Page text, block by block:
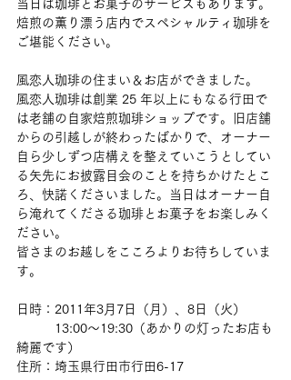
当日は珈琲とお菓子のサービスもあります。
焙煎の薫り漂う店内でスペシャルティ珈琲を
ご堪能ください。
風恋人珈琲の住まい＆お店ができました。
風恋人珈琲は創業 25 年以上にもなる行田で
は老舗の自家焙煎珈琲ショップです。旧店舗
からの引越しが終わったばかりで、オーナー
自ら少しずつ店構えを整えていこうとしてい
る矢先にお披露目会のことを持ちかけたとこ
ろ、快諾くださいました。当日はオーナー自
ら淹れてくださる珈琲とお菓子をお楽しみく
ださい。
皆さまのお越しをこころよりお待ちしていま
す。
日時：2011年3月7日（月）、8日（火）
13:00～19:30（あかりの灯ったお店も
綺麗です）
住所：埼玉県行田市行田6-17